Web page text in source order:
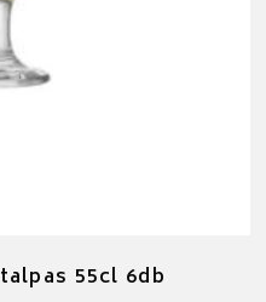
55cl 6db